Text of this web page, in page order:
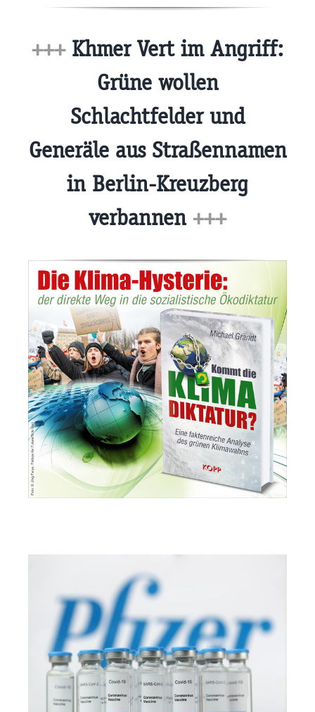
+++Khmer Vert im Angriff:
Grüne wollen
Schlachtfelder und
Generäle aus Straßennamen
in Berlin-Kreuzberg
verbannen +++